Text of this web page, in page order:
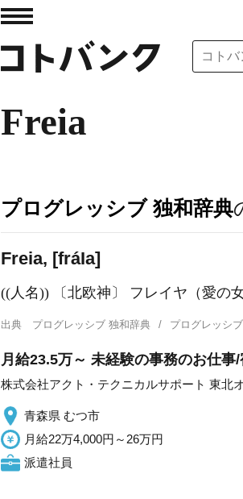
Freia
プログレッシブ 独和辞典
Freia, [fráIa]
((人名)) 〔北欧神〕 フレイヤ（愛の
出典 プログレッシブ 独和辞典 プログレッシ
月給23.5万～ 未経験の事務のお仕事/
株式会社アクト・テクニカルサポート 東北
青森県 むつ市
月給22万4,000円～26万円
派遣社員